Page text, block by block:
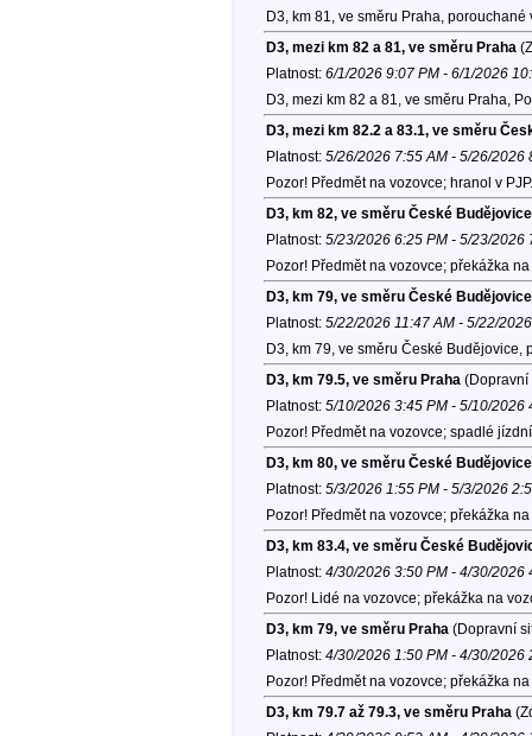
D3, km 81, ve směru Praha,
D3, mezi km 82 a 81, ve směru Praha
Platnost: 6/1/2026 9:07 PM - 6/1/2026
D3, mezi km 82 a 81, ve směru Praha,
D3, mezi km 82.2 a 83.1, ve směru
Platnost: 5/26/2026 7:55 AM - 5/26/2026
Pozor! Předmět na vozovce; hranol v
D3, km 82, ve směru České Budějovice
Platnost: 5/23/2026 6:25 PM - 5/23/2026
Pozor! Předmět na vozovce; překážka
D3, km 79, ve směru České Budějovice
Platnost: 5/22/2026 11:47 AM - 5/22/
D3, km 79, ve směru České
D3, km 79.5, ve směru Praha (Dopravní
Platnost: 5/10/2026 3:45 PM - 5/10/2026
Pozor! Předmět na vozovce; spadlé
D3, km 80, ve směru České Budějovice
Platnost: 5/3/2026 1:55 PM - 5/3/2026
Pozor! Předmět na vozovce; překážka
D3, km 83.4, ve směru České
Platnost: 4/30/2026 3:50 PM - 4/30/2026
Pozor! Lidé na vozovce; překážka na
D3, km 79, ve směru Praha (Dopravní
Platnost: 4/30/2026 1:50 PM - 4/30/2026
Pozor! Předmět na vozovce; překážka
D3, km 79.7 až 79.3, ve směru Praha